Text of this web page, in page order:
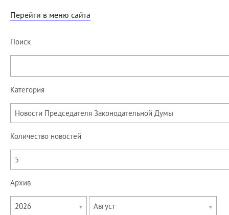
Перейти в меню сайта
Поиск
Категория
Новости Председателя Законодательной Думы
Количество новостей
5
Архив
Укажите
год
2026
Укажите
месяц
Август